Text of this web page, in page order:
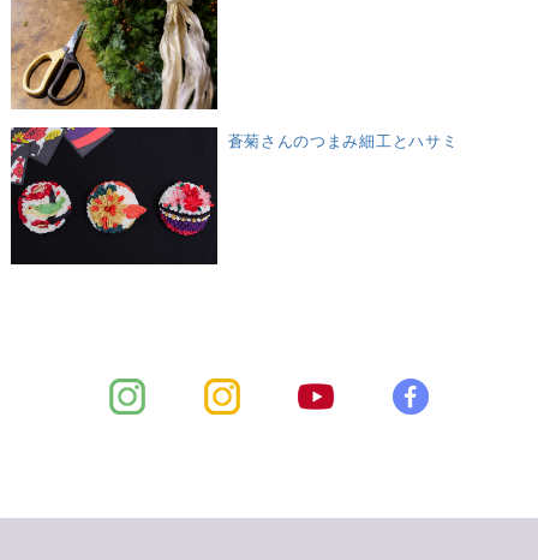
蒼菊さんのつまみ細工とハサミ